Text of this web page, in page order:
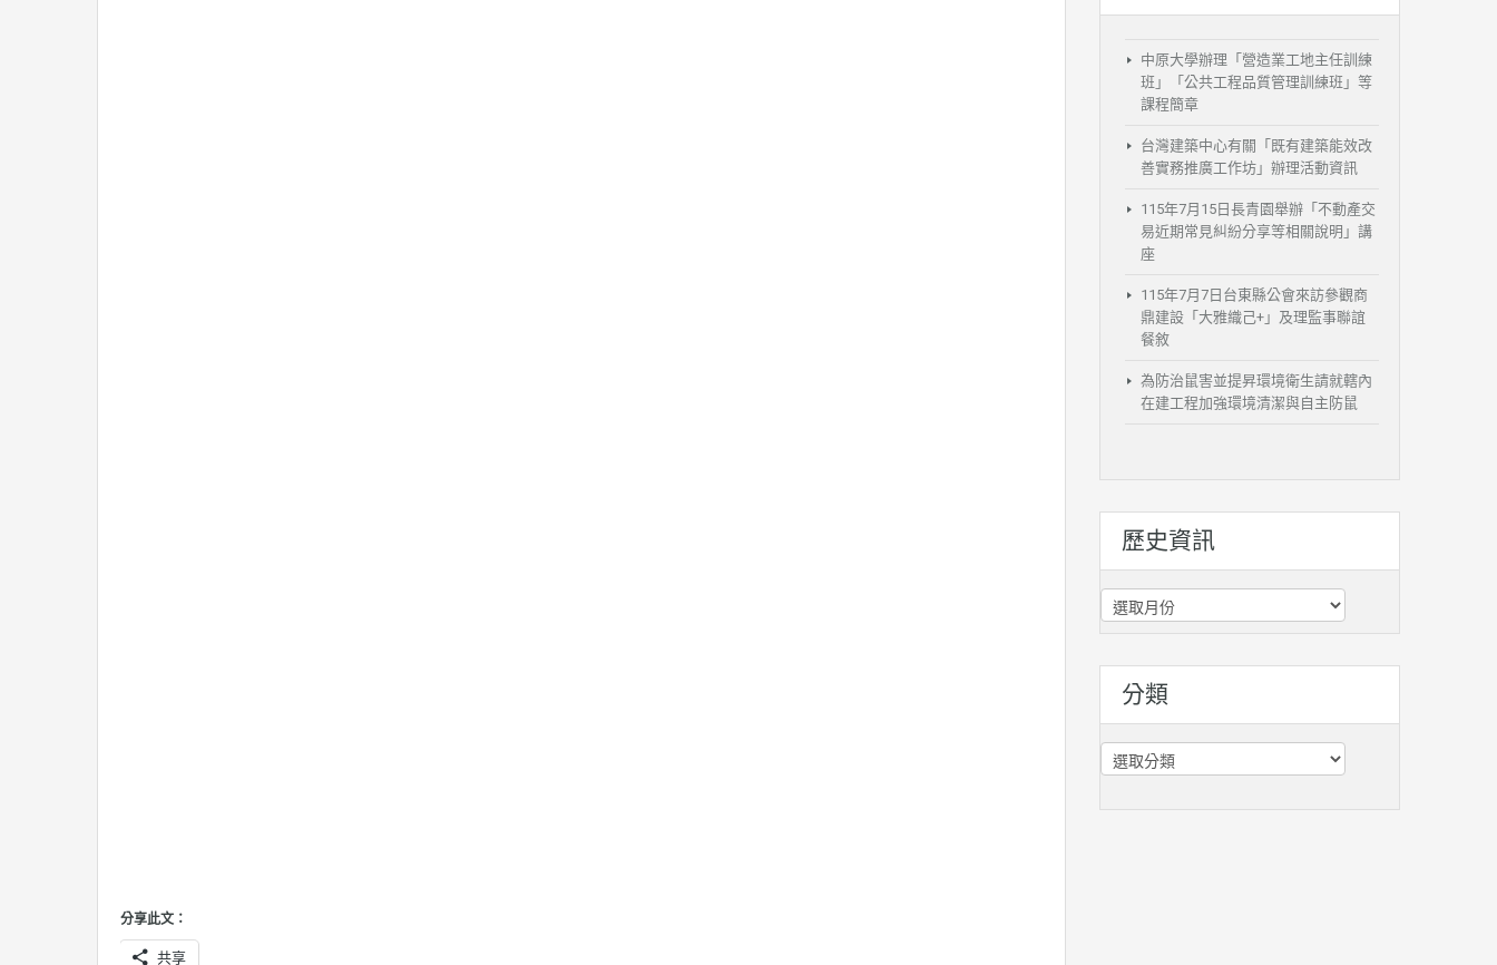
分享此文：
共享
中原大學辦理「營造業工地主任訓練
班」「公共工程品質管理訓練班」等
課程簡章
台灣建築中心有關「既有建築能效改
善實務推廣工作坊」辦理活動資訊
115年7月15日長青園舉辦「不動產交
易近期常見糾紛分享等相關說明」講
座
115年7月7日台東縣公會來訪參觀商
鼎建設「大雅織己+」及理監事聯誼
餐敘
為防治鼠害並提昇環境衛生請就轄內
在建工程加強環境清潔與自主防鼠
歷史資訊
歷
史
訊
分類
分
類